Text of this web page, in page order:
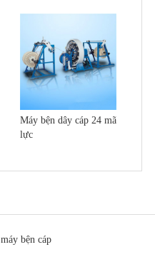
Máy bện dây cáp 24 mã
lực
máy bện cáp